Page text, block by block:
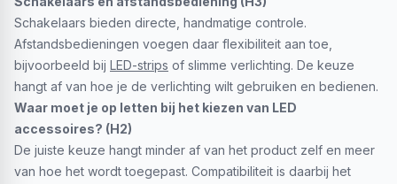
Schakelaars bieden directe, handmatige controle.
Afstandsbedieningen voegen daar flexibiliteit aan toe,
bijvoorbeeld bij LED-strips of slimme verlichting. De keuze
hangt af van hoe je de verlichting wilt gebruiken en bedienen.
Waar moet je op letten bij het kiezen van LED
accessoires? (H2)
De juiste keuze hangt minder af van het product zelf en meer
van hoe het wordt toegepast. Compatibiliteit is daarbij het